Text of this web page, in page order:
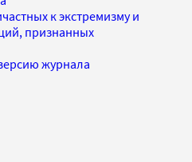
к экстремизму и
признанных
журнала